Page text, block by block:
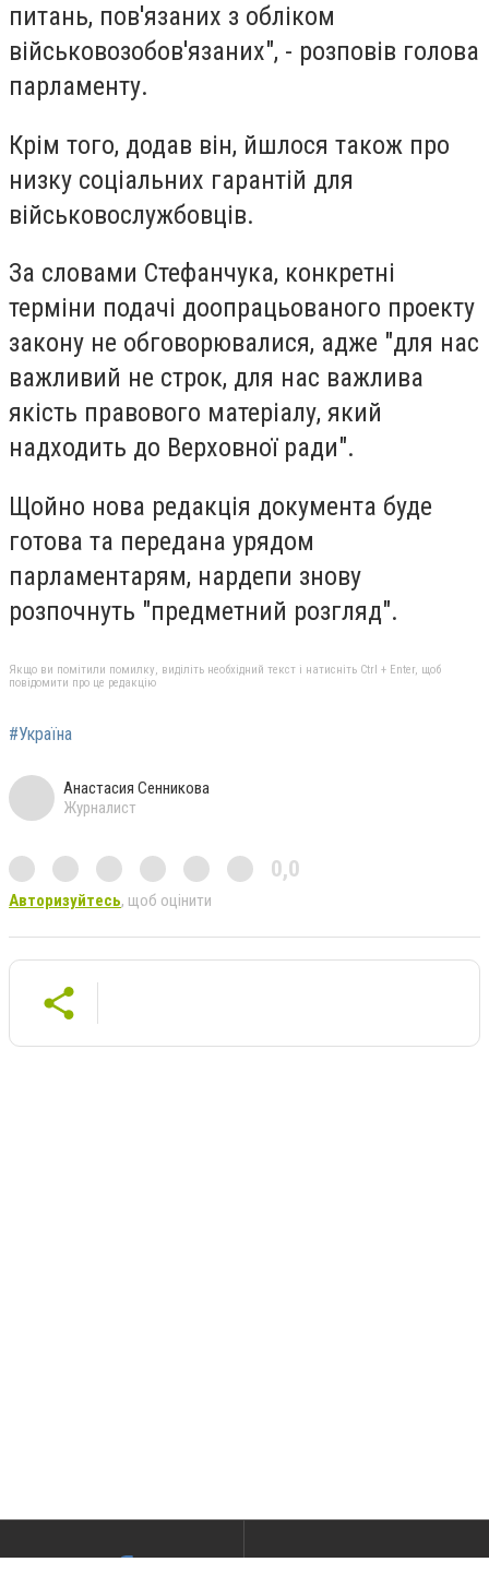
питань, пов'язаних з обліком
військовозобов'язаних", - розповів голова
парламенту.
Крім того, додав він, йшлося також про
низку соціальних гарантій для
військовослужбовців.
За словами Стефанчука, конкретні
терміни подачі доопрацьованого проекту
закону не обговорювалися, адже "для нас
важливий не строк, для нас важлива
якість правового матеріалу, який
надходить до Верховної ради".
Щойно нова редакція документа буде
готова та передана урядом
парламентарям, нардепи знову
розпочнуть "предметний розгляд".
Якщо ви помітили помилку, виділіть необхідний текст і натисніть Ctrl + Enter, щоб
повідомити про це редакцію
#Україна
Анастасия Сенникова
Журналист
0,0
Авторизуйтесь, щоб оцінити